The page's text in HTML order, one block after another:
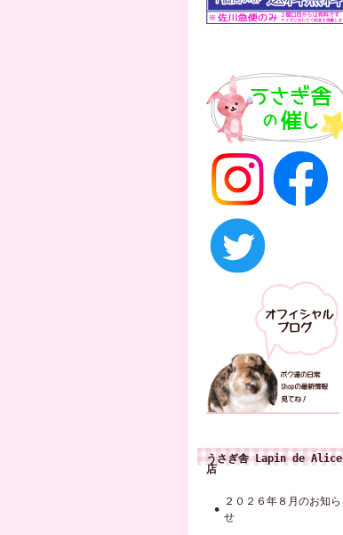
うさぎ舎 Lapin de Alice
店
２０２６年８月のお知ら
せ